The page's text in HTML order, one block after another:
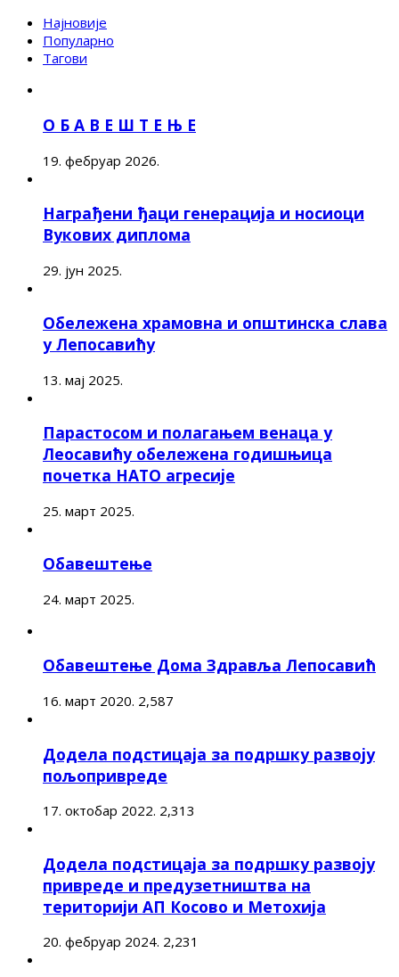
Најновије
Популарно
Тагови
О Б А В Е Ш Т Е Њ Е
19. фебруар 2026.
Награђени ђаци генерација и носиоци
Вукових диплома
29. јун 2025.
Обележена храмовна и општинска слава
у Лепосавићу
13. мај 2025.
Парастосом и полагањем венаца у
Леосавићу обележена годишњица
почетка НАТО агресије
25. март 2025.
Обавештење
24. март 2025.
Обавештење Дома Здравља Лепосавић
16. март 2020. 2,587
Додела подстицаја за подршку развоју
пољопривреде
17. октобар 2022. 2,313
Додела подстицаја за подршку развоју
привреде и предузетништва на
територији АП Косово и Метохија
20. фебруар 2024. 2,231